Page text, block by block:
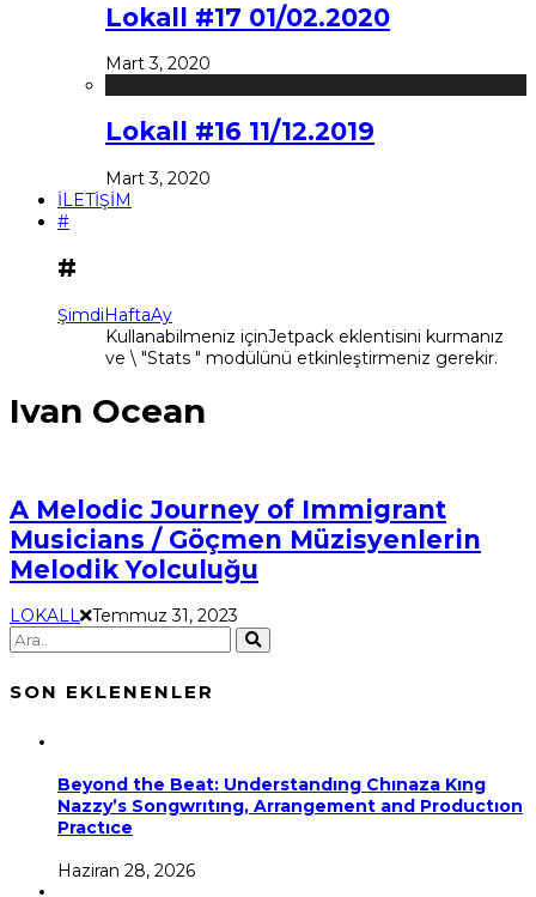
Lokall #17 01/02.2020
Mart 3, 2020
Lokall #16 11/12.2019
Mart 3, 2020
İLETİŞİM
#
#
ŞimdiHaftaAy
Kullanabilmeniz içinJetpack eklentisini kurmanız
ve \ "Stats " modülünü etkinleştirmeniz gerekir.
Ivan Ocean
A Melodic Journey of Immigrant
Musicians / Göçmen Müzisyenlerin
Melodik Yolculuğu
LOKALL Temmuz 31, 2023
SON EKLENENLER
Beyond the Beat: Understandıng Chınaza Kıng
Nazzy’s Songwrıtıng, Arrangement and Productıon
Practıce
Haziran 28, 2026